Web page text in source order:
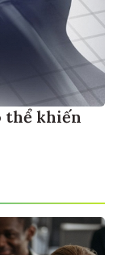
thể khiến